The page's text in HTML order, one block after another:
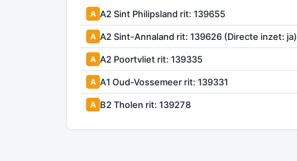
A A2 Sint Philipsland rit: 139655
A A2 Sint-Annaland rit: 139626 (Directe inzet: ja)
A A2 Poortvliet rit: 139335
A A1 Oud-Vossemeer rit: 139331
A B2 Tholen rit: 139278